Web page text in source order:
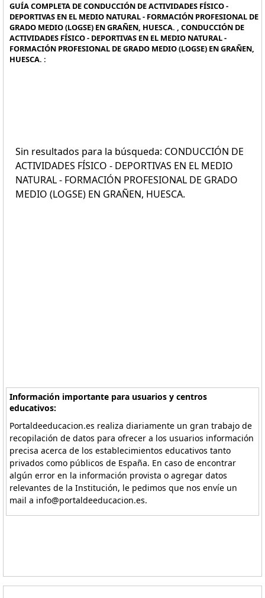
GUÍA COMPLETA DE CONDUCCIÓN DE ACTIVIDADES FÍSICO -
DEPORTIVAS EN EL MEDIO NATURAL - FORMACIÓN PROFESIONAL DE
GRADO MEDIO (LOGSE) EN GRAÑEN, HUESCA. , CONDUCCIÓN DE
ACTIVIDADES FÍSICO - DEPORTIVAS EN EL MEDIO NATURAL -
FORMACIÓN PROFESIONAL DE GRADO MEDIO (LOGSE) EN GRAÑEN,
HUESCA. :
Sin resultados para la búsqueda: CONDUCCIÓN DE
ACTIVIDADES FÍSICO - DEPORTIVAS EN EL MEDIO
NATURAL - FORMACIÓN PROFESIONAL DE GRADO
MEDIO (LOGSE) EN GRAÑEN, HUESCA.
Información importante para usuarios y centros
educativos:
Portaldeeducacion.es realiza diariamente un gran trabajo de
recopilación de datos para ofrecer a los usuarios información
precisa acerca de los establecimientos educativos tanto
privados como públicos de España. En caso de encontrar
algún error en la información provista o agregar datos
relevantes de la Institución, le pedimos que nos envíe un
mail a info@portaldeeducacion.es.